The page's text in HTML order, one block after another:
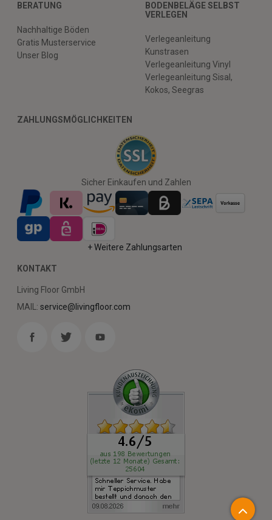
BERATUNG
Nachhaltige Böden
Gratis Musterservice
Unser Blog
BODENBELÄGE SELBST
VERLEGEN
Verlegeanleitung
Kunstrasen
Verlegeanleitung Vinyl
Verlegeanleitung Sisal,
Kokos, Seegras
ZAHLUNGSMÖGLICHKEITEN
Sicher Einkaufen und Zahlen
+ Weitere Zahlungsarten
KONTAKT
Living Floor GmbH
MAIL: service@livingfloor.com